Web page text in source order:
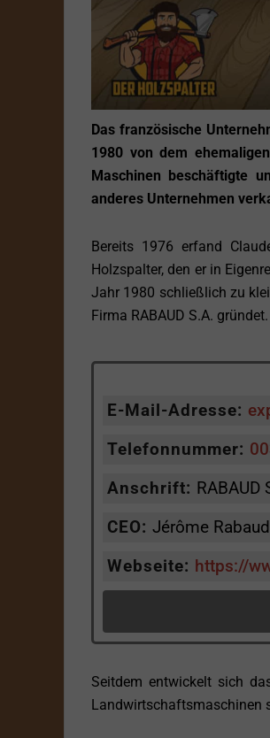
Das französische
1980 von dem
Maschinen beschäftigte
anderes Unternehmen
Bereits 1976 erfand
Holzspalter, den er in
Jahr 1980 schließlich zu
Firma RABAUD S.A. gründet.
E-Mail-Adresse:
Telefonnummer:
Anschrift: RABAUD
CEO: Jérôme Rabaud
Webseite: https://
Seitdem entwickelt sich
Landwirtschaftsmaschinen